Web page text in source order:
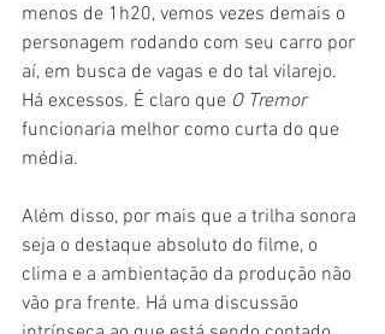
menos de 1h20, vemos vezes demais o
personagem rodando com seu carro por
aí, em busca de vagas e do tal vilarejo.
Há excessos. É claro que O Tremor
funcionaria melhor como curta do que
média.
Além disso, por mais que a trilha sonora
seja o destaque absoluto do filme, o
clima e a ambientação da produção não
vão pra frente. Há uma discussão